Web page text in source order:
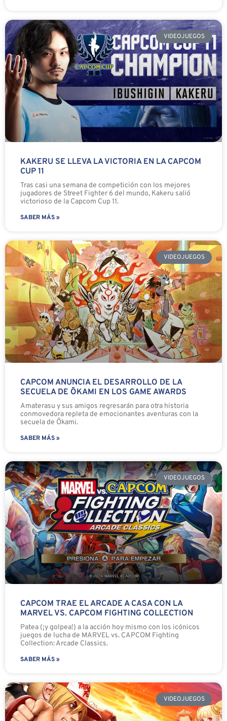
VIDEOJUEGOS
KAKERU SE LLEVA LA VICTORIA EN LA CAPCOM
CUP 11
Tras casi una semana de competición con los mejores
jugadores de Street Fighter 6 del mundo, Kakeru salió
victorioso de la Capcom Cup 11.
SABER MÁS »
VIDEOJUEGOS
CAPCOM ANUNCIA EL DESARROLLO DE LA
SECUELA DE ŌKAMI EN LOS GAME AWARDS
Amaterasu y sus amigos regresarán para otra historia
conmovedora repleta de emocionantes aventuras con la
secuela de Ōkami.
SABER MÁS »
VIDEOJUEGOS
CAPCOM TRAE EL ARCADE A CASA CON LA
MARVEL VS. CAPCOM FIGHTING COLLECTION
Patea (¡y golpea!) a la acción hoy mismo con los icónicos
juegos de lucha de MARVEL vs. CAPCOM Fighting
Collection: Arcade Classics.
SABER MÁS »
VIDEOJUEGOS